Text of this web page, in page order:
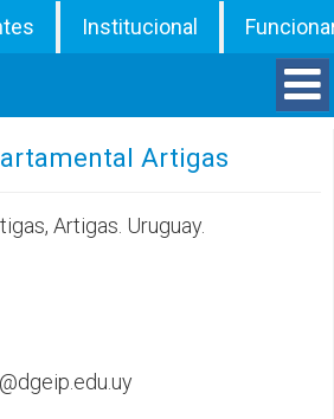
Institucional
Artigas
Artigas. Uruguay.